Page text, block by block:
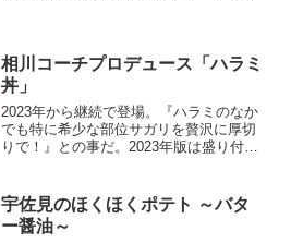
相川コーチプロデュース「ハラミ
丼」
2023年から継続で登場。『ハラミのなか
でも特に希少な部位サガリを贅沢に厚切
りで！』との事だ。2023年版は盛り付け
ン ふたご場所：内野三塁側21通路金額：
1500円
宇佐見のほくほくポテト ～バタ
ー醤油～